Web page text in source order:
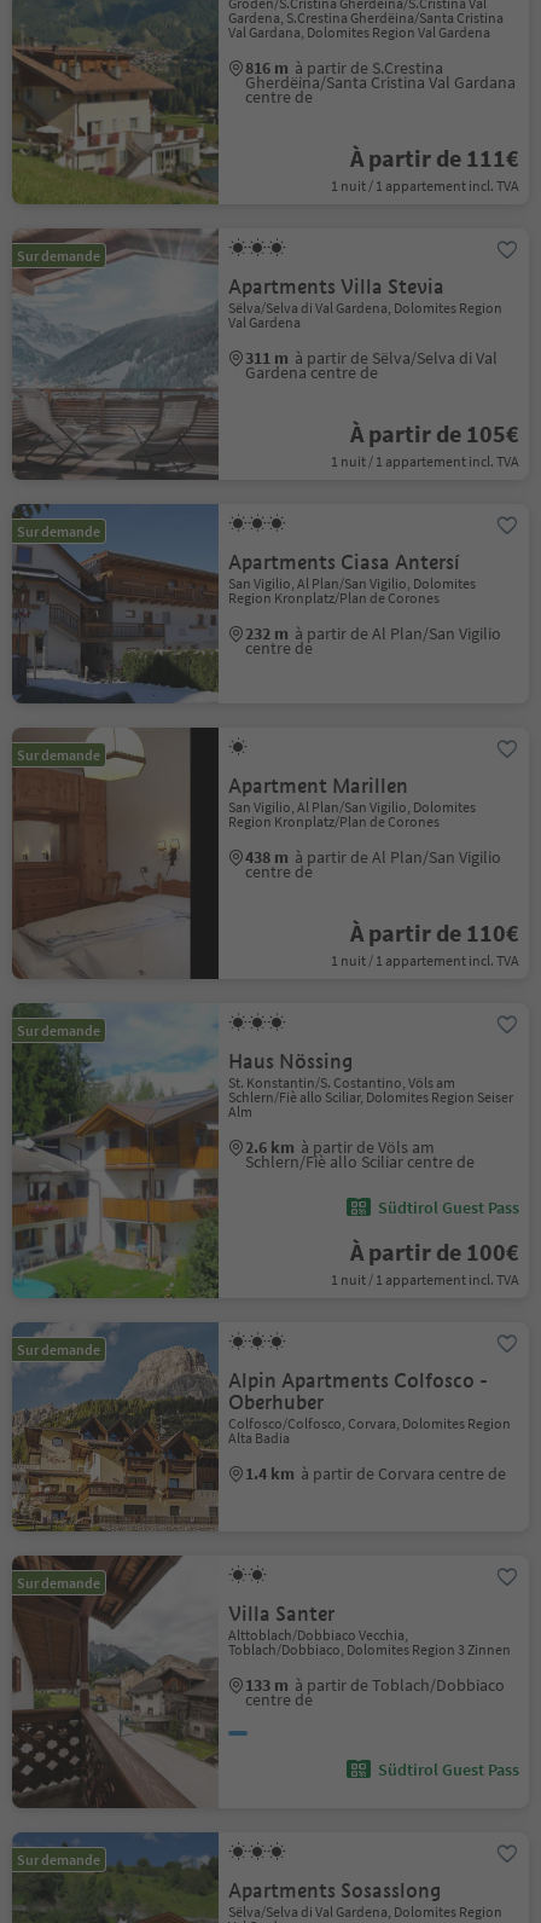
Gardena, S.Crestina Gherdëina/Santa Cristina
Val Gardana, Dolomites Region Val Gardena
816 m à partir de S.Crestina
Gherdëina/Santa Cristina Val Gardana
centre de
À partir de 111€
1 nuit / 1 appartement incl. TVA
Sur demande
Apartments Villa Stevia
Sëlva/Selva di Val Gardena, Dolomites Region
Val Gardena
311 m à partir de Sëlva/Selva di Val
Gardena centre de
À partir de 105€
1 nuit / 1 appartement incl. TVA
Sur demande
Apartments Ciasa Antersí
San Vigilio, Al Plan/San Vigilio, Dolomites
Region Kronplatz/Plan de Corones
232 m à partir de Al Plan/San Vigilio
centre de
Sur demande
Apartment Marillen
San Vigilio, Al Plan/San Vigilio, Dolomites
Region Kronplatz/Plan de Corones
438 m à partir de Al Plan/San Vigilio
centre de
À partir de 110€
1 nuit / 1 appartement incl. TVA
Sur demande
Haus Nössing
St. Konstantin/S. Costantino, Völs am
Schlern/Fiè allo Sciliar, Dolomites Region Seiser
Alm
2.6 km à partir de Völs am
Schlern/Fiè allo Sciliar centre de
Südtirol Guest Pass
À partir de 100€
1 nuit / 1 appartement incl. TVA
Sur demande
Alpin Apartments Colfosco -
Oberhuber
Colfosco/Colfosco, Corvara, Dolomites Region
Alta Badia
1.4 km à partir de Corvara centre de
Sur demande
Villa Santer
Alttoblach/Dobbiaco Vecchia,
Toblach/Dobbiaco, Dolomites Region 3 Zinnen
133 m à partir de Toblach/Dobbiaco
centre de
Südtirol Guest Pass
Sur demande
Apartments Sosasslong
Sëlva/Selva di Val Gardena, Dolomites Region